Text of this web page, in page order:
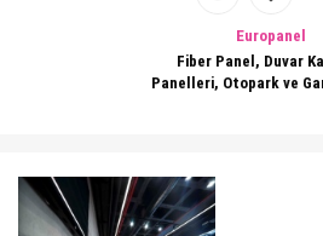
Europanel
Fiber Panel, Duvar
Panelleri, Otopark ve